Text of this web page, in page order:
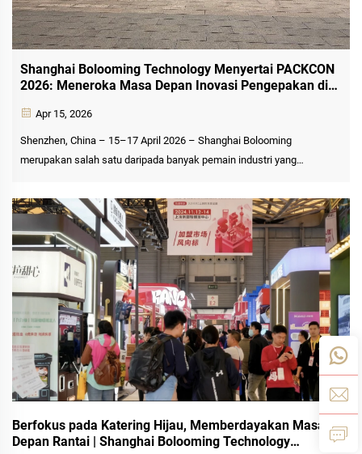
Shanghai Bolooming Technology Menyertai PACKCON
2026: Meneroka Masa Depan Inovasi Pengepakan di
Apr 15, 2026
Shenzhen, China – 15–17 April 2026 – Shanghai Bolooming
merupakan salah satu daripada banyak pemain industri yang
2026), sebuah acara utama di bawah WEPACK World Expo of
Packaging Ind...
Berfokus pada Katering Hijau, Memberdayakan Masa
Depan Rantai | Shanghai Bolooming Technology